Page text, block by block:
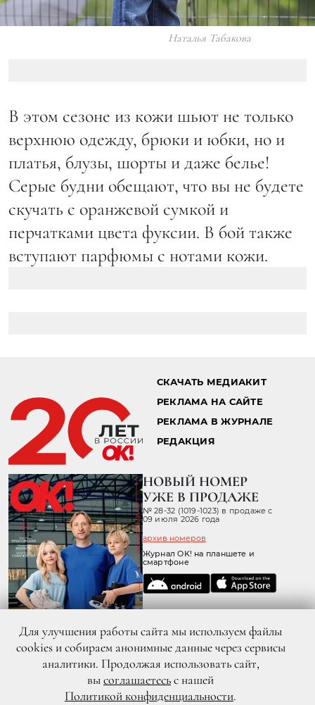
Наталья Табакова
В этом сезоне из кожи шьют не только
верхнюю одежду, брюки и юбки, но и
платья, блузы, шорты и даже белье!
Серые будни обещают, что вы не будете
скучать с оранжевой сумкой и
перчатками цвета фуксии. В бой также
вступают парфюмы с нотами кожи.
СКАЧАТЬ МЕДИАКИТ
РЕКЛАМА НА САЙТЕ
РЕКЛАМА В ЖУРНАЛЕ
РЕДАКЦИЯ
НОВЫЙ НОМЕР
УЖЕ В ПРОДАЖЕ
№ 28-32 (1019-1023) в продаже с
09 июля 2026 года
архив номеров
Журнал OK! на планшете и
смартфоне
© 2026 ООО «ХИТ ТВ» Все права защищены. 16+
Для улучшения работы сайта мы используем файлы
cookies и собираем анонимные данные через сервисы
аналитики. Продолжая использовать сайт,
высоглашаетесьс нашей
Политикой конфиденциальности.